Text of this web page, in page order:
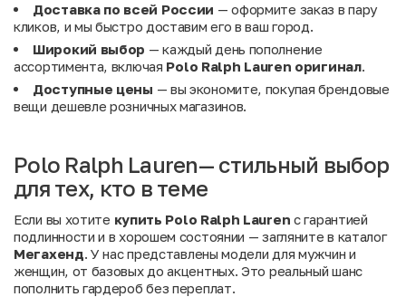
Доставка по всей России — оформите заказ в пару
кликов, и мы быстро доставим его в ваш город.
Широкий выбор — каждый день пополнение
ассортимента, включая Polo Ralph Lauren оригинал.
Доступные цены — вы экономите, покупая брендовые
вещи дешевле розничных магазинов.
Polo Ralph Lauren— стильный выбор
для тех, кто в теме
Если вы хотите купить Polo Ralph Lauren с гарантией
подлинности и в хорошем состоянии — загляните в каталог
Мегахенд. У нас представлены модели для мужчин и
женщин, от базовых до акцентных. Это реальный шанс
пополнить гардероб без переплат.